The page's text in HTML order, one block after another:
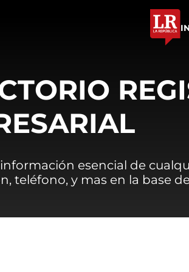
información esencial de
teléfono, y mas en la base